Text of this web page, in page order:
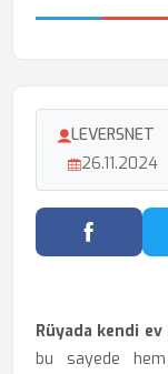
LEVERSNET
26.11.2024
Rüyada kendi
bu sayede